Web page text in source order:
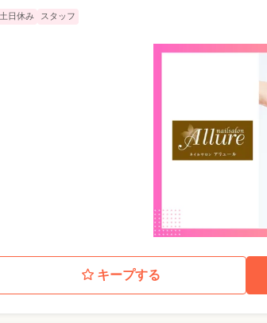
土日休み スタッフ
キープする